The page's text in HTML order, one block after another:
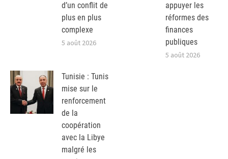
d’un conflit de
plus en plus
complexe
5 août 2026
appuyer les
réformes des
finances
publiques
5 août 2026
Tunisie : Tunis
mise sur le
renforcement
de la
coopération
avec la Libye
malgré les